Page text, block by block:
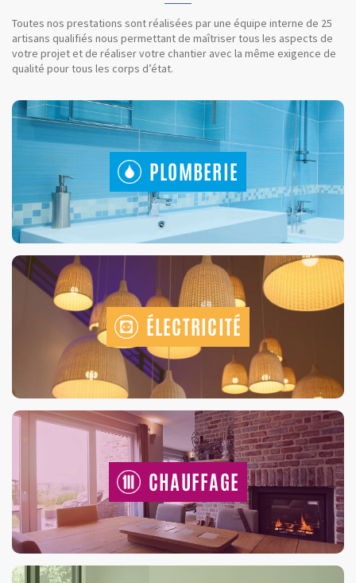
Toutes nos prestations sont réalisées par une équipe interne de 25
artisans qualifiés nous permettant de maîtriser tous les aspects de
votre projet et de réaliser votre chantier avec la même exigence de
qualité pour tous les corps d’état.
PLOMBERIE
ÉLECTRICITÉ
CHAUFFAGE